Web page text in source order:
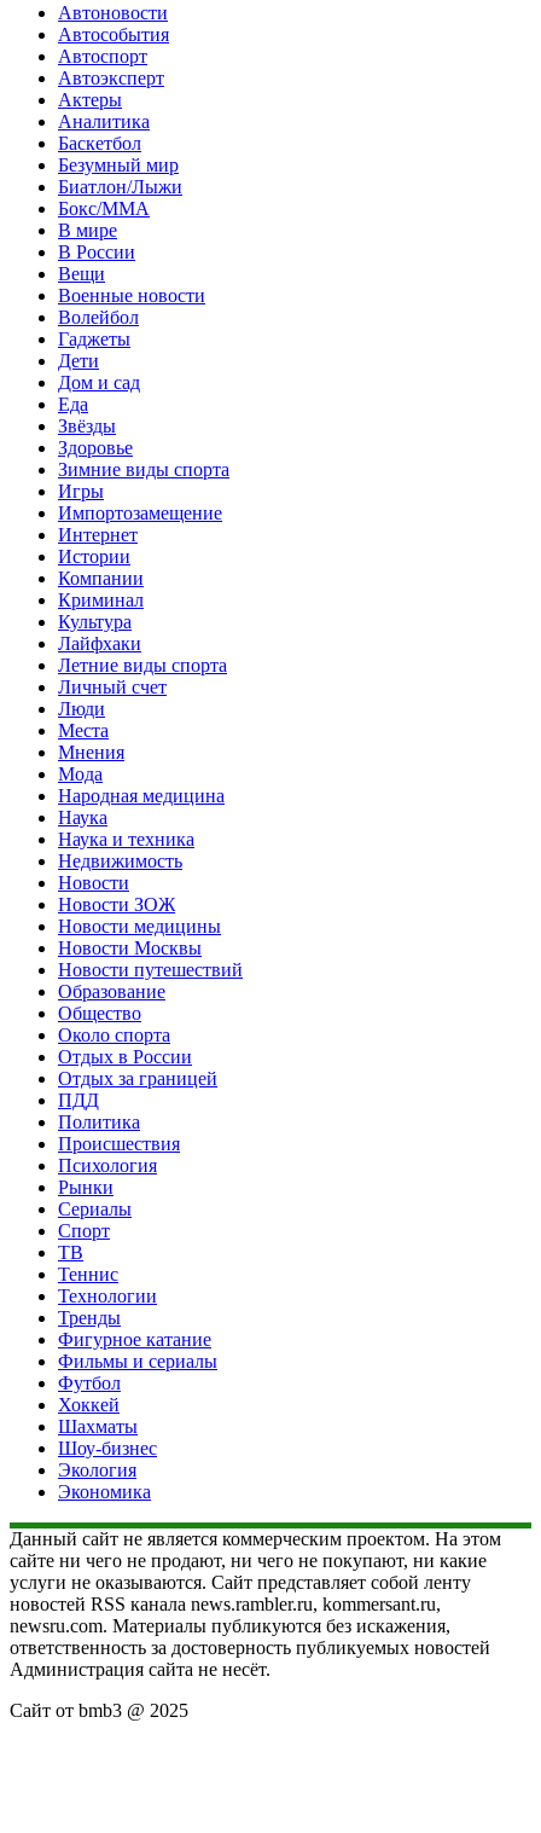
Автоновости
Автособытия
Автоспорт
Автоэксперт
Актеры
Аналитика
Баскетбол
Безумный мир
Биатлон/Лыжи
Бокс/MMA
В мире
В России
Вещи
Военные новости
Волейбол
Гаджеты
Дети
Дом и сад
Еда
Звёзды
Здоровье
Зимние виды спорта
Игры
Импортозамещение
Интернет
Истории
Компании
Криминал
Культура
Лайфхаки
Летние виды спорта
Личный счет
Люди
Места
Мнения
Мода
Народная медицина
Наука
Наука и техника
Недвижимость
Новости
Новости ЗОЖ
Новости медицины
Новости Москвы
Новости путешествий
Образование
Общество
Около спорта
Отдых в России
Отдых за границей
ПДД
Политика
Происшествия
Психология
Рынки
Сериалы
Спорт
ТВ
Теннис
Технологии
Тренды
Фигурное катание
Фильмы и сериалы
Футбол
Хоккей
Шахматы
Шоу-бизнес
Экология
Экономика
Данный сайт не является коммерческим проектом. На этом
сайте ни чего не продают, ни чего не покупают, ни какие
услуги не оказываются. Сайт представляет собой ленту
новостей RSS канала news.rambler.ru, kommersant.ru,
newsru.com. Материалы публикуются без искажения,
ответственность за достоверность публикуемых новостей
Администрация сайта не несёт.
Сайт от bmb3 @ 2025